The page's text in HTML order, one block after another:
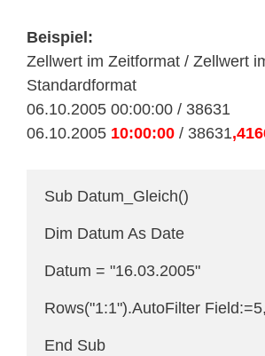
Beispiel:
Zellwert im Zeitformat / Zellwert
Standardformat
06.10.2005 00:00:00 / 38631
06.10.2005 10:00:00 / 38631
Sub Datum_Gleich()
Dim Datum As Date
Datum = "16.03.2005"
Rows("1:1").AutoFilter
End Sub